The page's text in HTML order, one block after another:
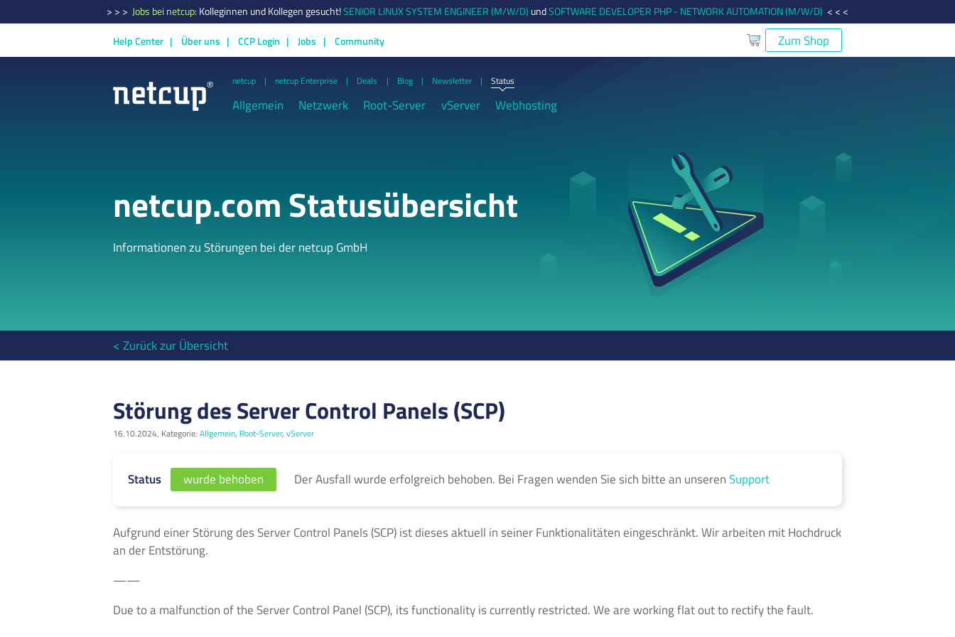
> > > Jobs bei netcup: Kolleginnen und Kollegen gesucht!SENIOR LINUX SYSTEM ENGINEER (M/W/D) undSOFTWARE DEVELOPER PHP - NETWORK AUTOMATION (M/W/D) < < <
Help Center Über uns CCP Login Jobs Community Zum Shop
netcup netcup Enterprise Deals Blog Newsletter Status
Allgemein Netzwerk Root-Server vServer Webhosting
netcup.com Statusübersicht
Informationen zu Störungen bei der netcup GmbH
< Zurück zur Übersicht
Störung des Server Control Panels (SCP)
16.10.2024, Kategorie: Allgemein, Root-Server, vServer
Status wurde behoben Der Ausfall wurde erfolgreich behoben. Bei Fragen wenden Sie sich bitte an unserenSupport
Aufgrund einer Störung des Server Control Panels (SCP) ist dieses aktuell in seiner Funktionalitäten eingeschränkt. Wir arbeiten mit Hochdruck
an der Entstörung.
——
Due to a malfunction of the Server Control Panel (SCP), its functionality is currently restricted. We are working flat out to rectify the fault.